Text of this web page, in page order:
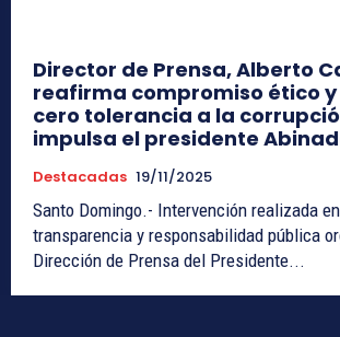
Director de Prensa, Alberto
reafirma compromiso ético
cero tolerancia a la
impulsa el presidente
Destacadas 19/11/2025
Santo Domingo.- Intervención realizada
transparencia y responsabilidad pública
Dirección de Prensa del Presidente...